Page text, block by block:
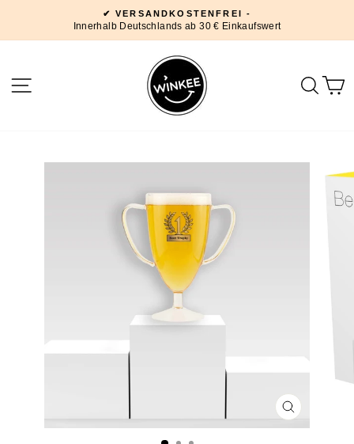
Inhalt
Pause
✔ VERSANDKOSTENFREI -
Innerhalb Deutschlands ab 30 € Einkaufswert
SEITENNAVIGATION
ESC)